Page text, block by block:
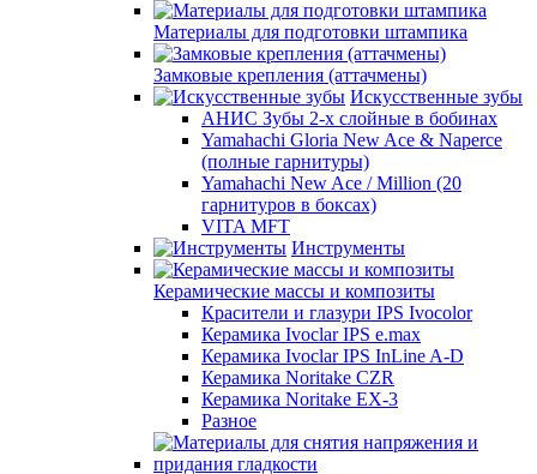
Материалы для подготовки штампика
Замковые крепления (аттачмены)
Искусственные зубы
АНИС Зубы 2-х слойные в бобинах
Yamahachi Gloria New Ace & Naperce
(полные гарнитуры)
Yamahachi New Ace / Million (20
гарнитуров в боксах)
VITA MFT
Инструменты
Керамические массы и композиты
Красители и глазури IPS Ivocolor
Керамика Ivoclar IPS e.max
Керамика Ivoclar IPS InLine A-D
Керамика Noritake CZR
Керамика Noritake EX-3
Разное